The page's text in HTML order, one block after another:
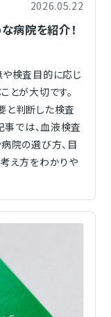
2026.05.22
病院を紹介！
検査目的に応じ
とが大切です。
と判断した検査
事では、血液検査
院の選び方、目
え方をわかりや